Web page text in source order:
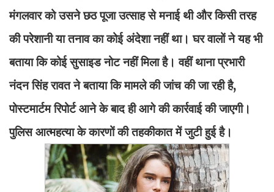
मंगलवार को उसने छठ पूजा उत्साह से मनाई थी और किसी तरह
की परेशानी या तनाव का कोई अंदेशा नहीं था। घर वालों ने यह भी
बताया कि कोई सुसाइड नोट नहीं मिला है। वहीं थाना प्रभारी
नंदन सिंह रावत ने बताया कि मामले की जांच की जा रही है,
पोस्टमार्टम रिपोर्ट आने के बाद ही आगे की कार्रवाई की जाएगी।
पुलिस आत्महत्या के कारणों की तहकीकात में जुटी हुई है।